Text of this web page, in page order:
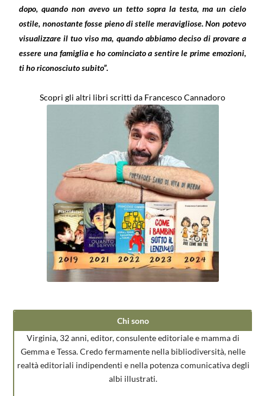
dopo, quando non avevo un tetto sopra la testa, ma un cielo
ostile, nonostante fosse pieno di stelle meravigliose. Non potevo
visualizzare il tuo viso ma, quando abbiamo deciso di provare a
essere una famiglia e ho cominciato a sentire le prime emozioni,
ti ho riconosciuto subito”.
Scopri gli altri libri scritti da Francesco Cannadoro
Chi sono
Virginia, 32 anni, editor, consulente editoriale e mamma di
Gemma e Tessa. Credo fermamente nella bibliodiversità, nelle
realtà editoriali indipendenti e nella potenza comunicativa degli
albi illustrati.